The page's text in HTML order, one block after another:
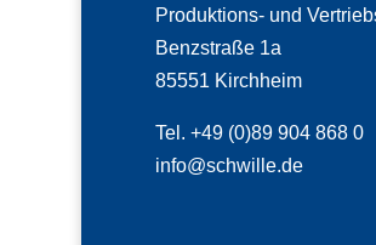
Produktions- und
Benzstraße 1a
85551 Kirchheim
Tel. +49 (0)89 904 868 0
info@schwille.de